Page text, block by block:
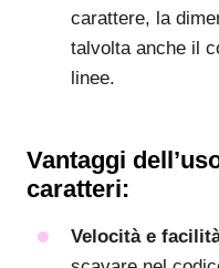
carattere, la
talvolta anche il
linee.
Vantaggi
caratteri:
Velocità e